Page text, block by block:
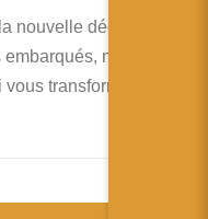
nouvelle découverte
ni du
transformera en